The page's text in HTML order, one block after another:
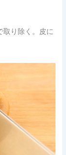
取り除く。皮に